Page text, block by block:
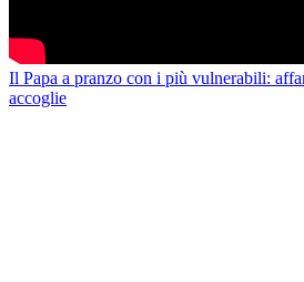
Il Papa a pranzo con i più vulnerabili:
accoglie